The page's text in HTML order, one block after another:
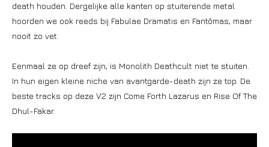
death houden. Dergelijke alle kanten op stuiterende metal
hoorden we ook reeds bij Fabulae Dramatis en Fantômas, maar
nooit zo vet.
Eenmaal ze op dreef zijn, is Monolith Deathcult niet te stuiten.
In hun eigen kleine niche van avantgarde-death zijn ze top. De
beste tracks op deze V2 zijn Come Forth Lazarus en Rise Of The
Dhul-Fakar.